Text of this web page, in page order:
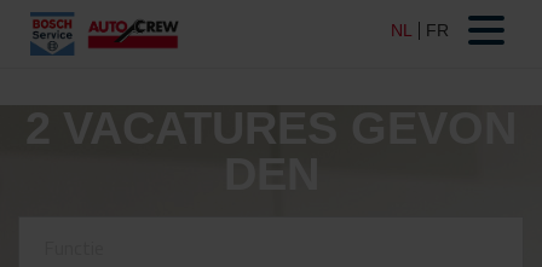
2 VACATURES GEVON
DEN